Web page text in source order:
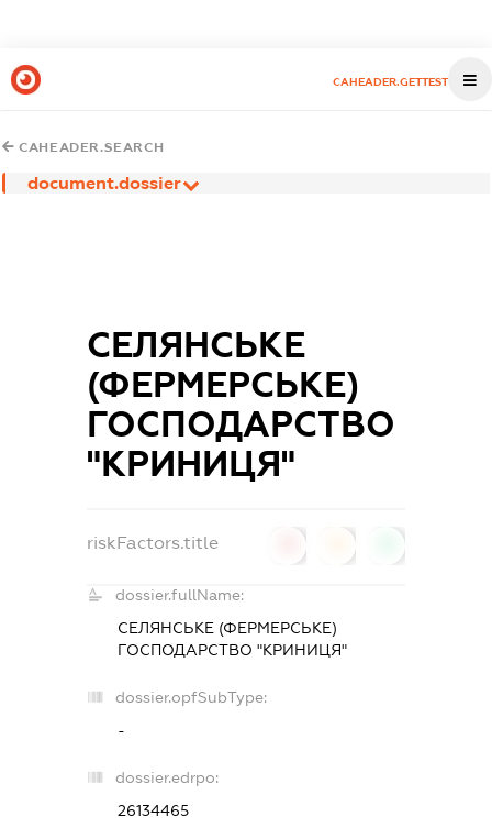
CAHEADER.GETTEST
CAHEADER.SEARCH
document.dossier
СЕЛЯНСЬКЕ
(ФЕРМЕРСЬКЕ)
ГОСПОДАРСТВО
"КРИНИЦЯ"
riskFactors.title
dossier.fullName:
СЕЛЯНСЬКЕ (ФЕРМЕРСЬКЕ)
ГОСПОДАРСТВО "КРИНИЦЯ"
dossier.opfSubType:
-
dossier.edrpo:
26134465